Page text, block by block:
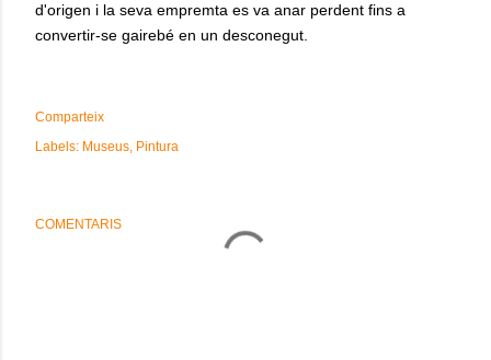
d'origen i la seva empremta es va anar perdent fins a
convertir-se gairebé en un desconegut.
Comparteix
Labels: Museus Pintura
COMENTARIS